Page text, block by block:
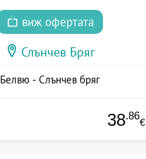
виж офертата
Слънчев Бряг
Белвю - Слънчев бряг
38.86
€